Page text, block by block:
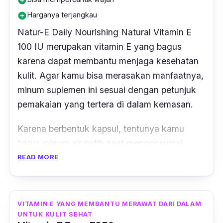
mengonsumsi satu kapsul Puritan’s Pride
Premium setiap hari. Kamu juga bisa
mengonsumsinya bersama dengan makanan.
add_circleHarganya terjangkau
Natur-E Daily Nourishing Natural Vitamin E
100 IU merupakan vitamin E yang bagus
karena dapat membantu menjaga kesehatan
kulit. Agar kamu bisa merasakan manfaatnya,
minum suplemen ini sesuai dengan petunjuk
pemakaian yang tertera di dalam kemasan.
Karena berbentuk kapsul, tentunya kamu
harus minum air putih saat mengonsumsi
Natur-E. Alangkah baiknya diminum setelah
tubuh, namun tidak disarankan untuk
mengonsumsinya secara berlebihan.
READ MORE
VITAMIN E YANG MEMBANTU MERAWAT DARI DALAM
UNTUK KULIT SEHAT